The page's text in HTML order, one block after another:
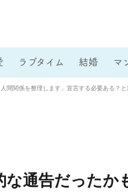
ラブタイム 結婚 マ
人間関係を整理します」宣言する必要ある？
な通告だったか